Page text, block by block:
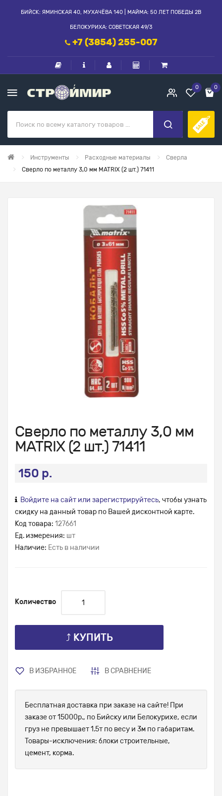
БИЙСК: ЯМИНСКАЯ 40, МУХАЧЁВА 140 | МАЙМА: 50 ЛЕТ ПОБЕДЫ 2В
БЕЛОКУРИХА: СОВЕТСКАЯ 49/3
+7 (3854) 255-007
0 0
Инструменты Расходные материалы
Сверла
Сверло по металлу 3,0 мм MATRIX (2 шт.) 71411
Сверло по металлу 3,0 мм
MATRIX (2 шт.) 71411
150 р.
Войдите на сайт или зарегистрируйтесь, чтобы узнать
скидку на данный товар по Вашей дисконтной карте.
Код товара: 127661
Ед. измерения: шт
Наличие: Есть в наличии
Количество
⤴ КУПИТЬ
В ИЗБРАННОЕ В СРАВНЕНИЕ
Бесплатная доставка при заказе на сайте! При
заказе от 15000р., по Бийску или Белокурихе, если
груз не превышает 1.5т по весу и 3м по габаритам.
Товары-исключения: блоки строительные,
цемент, корма.